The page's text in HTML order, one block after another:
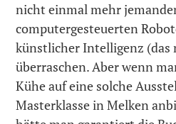
nicht einmal mehr
computergesteuerten
künstlicher Intelligenz
überraschen. Aber wenn
Kühe auf eine solche
Masterklasse in Melken